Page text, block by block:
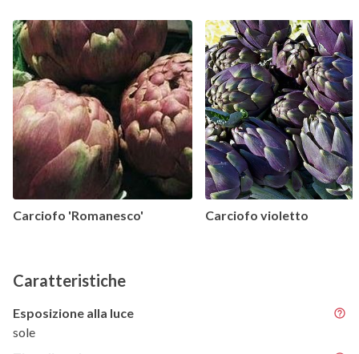
Carciofo 'Romanesco' Carciofo violetto
Caratteristiche
Esposizione alla luce
sole